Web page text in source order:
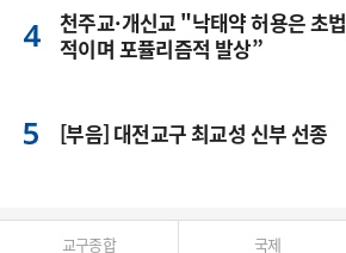
천주교·개신교 "낙태약 허용은 초법
적이며 포퓰리즘적 발상”
[부음] 대전교구 최교성 신부 선종
교구종합 국제